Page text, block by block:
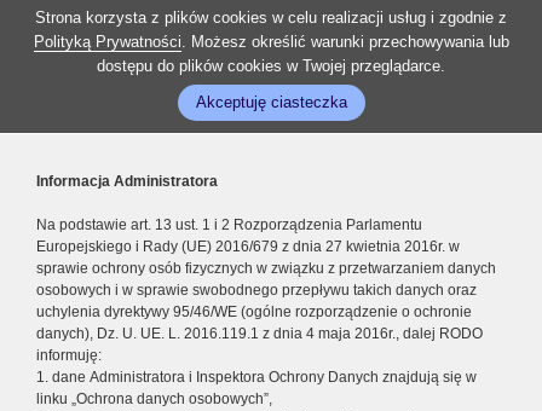
Strona korzysta z plików cookies w celu realizacji usług i zgodnie z
Polityką Prywatności. Możesz określić warunki przechowywania lub
dostępu do plików cookies w Twojej przeglądarce.
Akceptuję ciasteczka
Informacja Administratora
Na podstawie art. 13 ust. 1 i 2 Rozporządzenia Parlamentu
Europejskiego i Rady (UE) 2016/679 z dnia 27 kwietnia 2016r. w
sprawie ochrony osób fizycznych w związku z przetwarzaniem danych
osobowych i w sprawie swobodnego przepływu takich danych oraz
uchylenia dyrektywy 95/46/WE (ogólne rozporządzenie o ochronie
danych), Dz. U. UE. L. 2016.119.1 z dnia 4 maja 2016r., dalej RODO
informuję:
1. dane Administratora i Inspektora Ochrony Danych znajdują się w
linku „Ochrona danych osobowych”,